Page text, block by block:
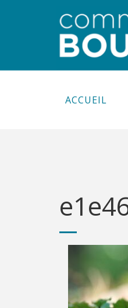
ACCUEIL